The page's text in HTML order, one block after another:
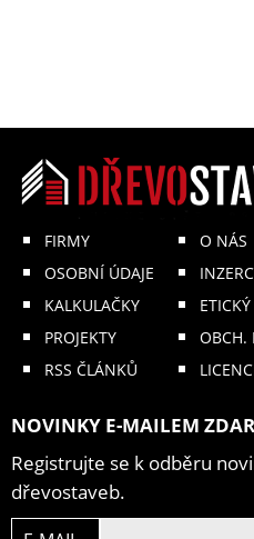
FIRMY
OSOBNÍ ÚDAJE
KALKULAČKY
PROJEKTY
RSS ČLÁNKŮ
O NÁS
OBCH.
NOVINKY E-MAILEM
Registrujte se k odběru
dřevostaveb.